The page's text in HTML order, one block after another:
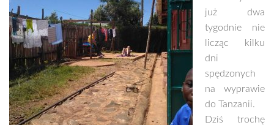
już dwa
tygodnie nie
licząc kilku
dni
spędzonych
na wyprawie
do Tanzanii.
Dziś trochę